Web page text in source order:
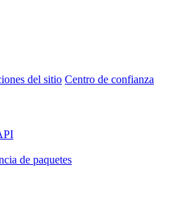
del sitio Centro de confianza
de paquetes